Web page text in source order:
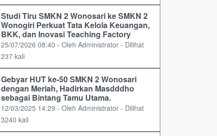
Studi Tiru SMKN 2 Wonosari ke SMKN 2
Wonogiri Perkuat Tata Kelola Keuangan,
BKK, dan Inovasi Teaching Factory
25/07/2026 08:40 - Oleh Administrator - Dilihat
237 kali
Gebyar HUT ke-50 SMKN 2 Wonosari
dengan Meriah, Hadirkan Masdddho
sebagai Bintang Tamu Utama.
12/03/2025 14:29 - Oleh Administrator - Dilihat
3240 kali